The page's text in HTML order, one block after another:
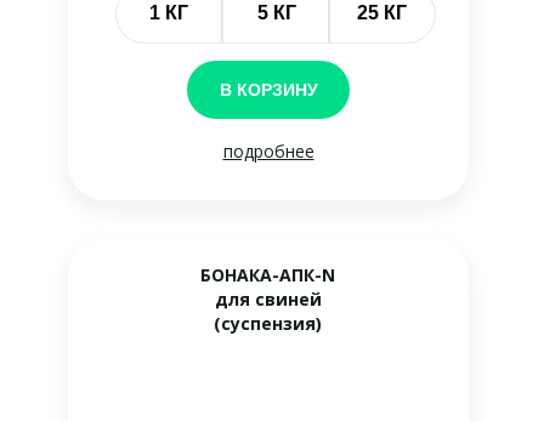
БОНАКА-АПК-N
для свиней
(суспензия)
подробнее
В КОРЗИНУ
1 КГ 5 КГ 25 КГ